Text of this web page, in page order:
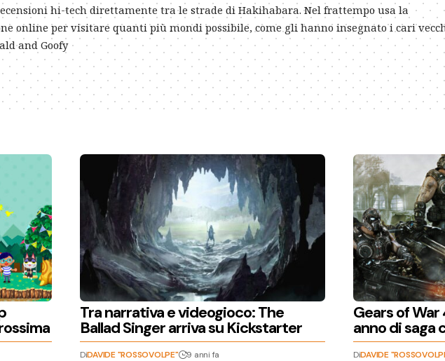
hi-tech direttamente tra le strade di Hakihabara. Nel frattempo usa la
online per visitare quanti più mondi possibile, come gli hanno insegnato i cari
and Goofy
Tra narrativa e videogioco: The
Ballad Singer arriva su Kickstarter
DiDAVIDE "ROSSOVOLPE" 9 anni fa
Gears of War
anno di saga
DiDAVIDE